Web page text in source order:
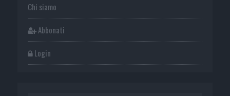
Chi siamo
Abbonati
Login